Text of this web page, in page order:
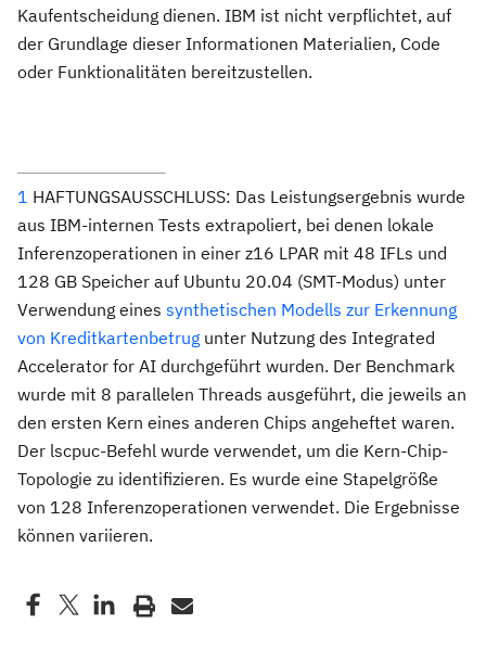
Kaufentscheidung dienen. IBM ist nicht verpflichtet, auf
der Grundlage dieser Informationen Materialien, Code
oder Funktionalitäten bereitzustellen.
1 HAFTUNGSAUSSCHLUSS: Das Leistungsergebnis wurde
aus IBM-internen Tests extrapoliert, bei denen lokale
Inferenzoperationen in einer z16 LPAR mit 48 IFLs und
128 GB Speicher auf Ubuntu 20.04 (SMT-Modus) unter
Verwendung eines synthetischen Modells zur Erkennung
von Kreditkartenbetrug unter Nutzung des Integrated
Accelerator for AI durchgeführt wurden. Der Benchmark
wurde mit 8 parallelen Threads ausgeführt, die jeweils an
den ersten Kern eines anderen Chips angeheftet waren.
Der lscpuc-Befehl wurde verwendet, um die Kern-Chip-
Topologie zu identifizieren. Es wurde eine Stapelgröße
von 128 Inferenzoperationen verwendet. Die Ergebnisse
können variieren.